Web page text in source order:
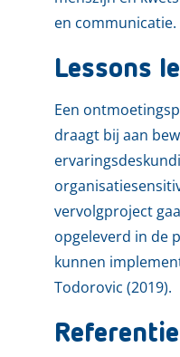
en communicatie.
Lessons
Een
draagt bij aan
vervolgproject
opgeleverd in de
kunnen
Todorovic (2019).